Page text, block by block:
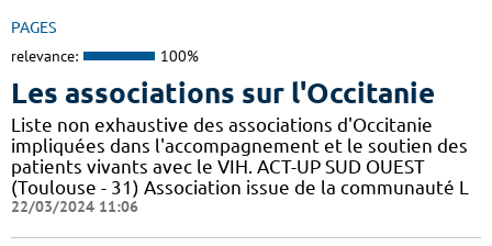
PAGES
relevance: 100%
Les associations sur l'Occitanie
Liste non exhaustive des associations d'Occitanie
impliquées dans l'accompagnement et le soutien des
patients vivants avec le VIH. ACT-UP SUD OUEST
(Toulouse - 31) Association issue de la communauté L
22/03/2024 11:06